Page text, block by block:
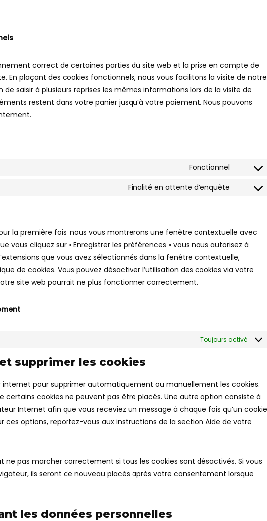
correct de certaines parties du site web et la prise en compte de
En plaçant des cookies fonctionnels, nous vous facilitons la visite de notre
de saisir à plusieurs reprises les mêmes informations lors de la visite de
restent dans votre panier jusqu’à votre paiement. Nous pouvons
Fonctionnel
Finalité en attente d’enquête
la première fois, nous vous montrerons une fenêtre contextuelle avec
vous cliquez sur « Enregistrer les préférences » vous nous autorisez à
que vous avez sélectionnés dans la fenêtre contextuelle,
de cookies. Vous pouvez désactiver l’utilisation des cookies via votre
site web pourrait ne plus fonctionner correctement.
Toujours activé
supprimer les cookies
internet pour supprimer automatiquement ou manuellement les cookies.
certains cookies ne peuvent pas être placés. Une autre option consiste à
Internet afin que vous receviez un message à chaque fois qu’un cookie
ces options, reportez-vous aux instructions de la section Aide de votre
ne pas marcher correctement si tous les cookies sont désactivés. Si vous
ils seront de nouveau placés après votre consentement lorsque
les données personnelles